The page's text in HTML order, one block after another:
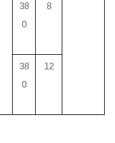
38
0
8
38
0
12